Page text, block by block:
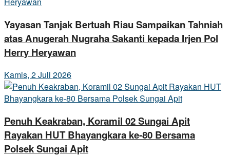
Yayasan Tanjak Bertuah Riau Sampaikan Tahniah
atas Anugerah Nugraha Sakanti kepada Irjen Pol
Herry Heryawan
Kamis, 2 Juli 2026
Penuh Keakraban, Koramil 02 Sungai Apit
Rayakan HUT Bhayangkara ke-80 Bersama
Polsek Sungai Apit